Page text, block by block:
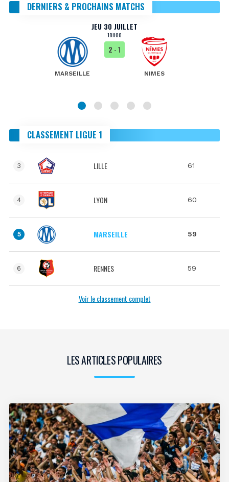
DERNIERS & PROCHAINS MATCHS
JEU 30 JUILLET
18H00
MARSEILLE
2 - 1
NIMES
CLASSEMENT LIGUE 1
3 LILLE 61
4 LYON 60
5 MARSEILLE 59
6 RENNES 59
Voir le classement complet
LES ARTICLES POPULAIRES